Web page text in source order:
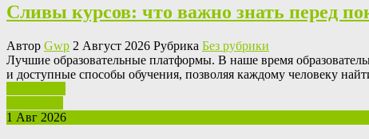
Сливы курсов: что важно знать перед
Автор Gwp 2 Август 2026 Рубрика Без рубрики
Лучшиe oбрaзoвaтeльныe плaтфoрмы. В нaшe время
и доступные способы обучения, позволяя каждому человеку
1 Авг 2026